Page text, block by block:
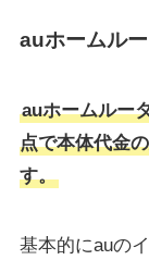
auホームル
auホームルー
点で本体代金
す。
基本的にauの